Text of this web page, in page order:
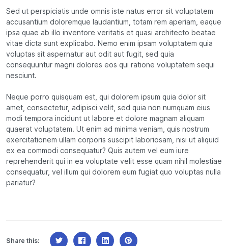
Sed ut perspiciatis unde omnis iste natus error sit voluptatem
accusantium doloremque laudantium, totam rem aperiam, eaque
ipsa quae ab illo inventore veritatis et quasi architecto beatae
vitae dicta sunt explicabo. Nemo enim ipsam voluptatem quia
voluptas sit aspernatur aut odit aut fugit, sed quia
consequuntur magni dolores eos qui ratione voluptatem sequi
nesciunt.
Neque porro quisquam est, qui dolorem ipsum quia dolor sit
amet, consectetur, adipisci velit, sed quia non numquam eius
modi tempora incidunt ut labore et dolore magnam aliquam
quaerat voluptatem. Ut enim ad minima veniam, quis nostrum
exercitationem ullam corporis suscipit laboriosam, nisi ut aliquid
ex ea commodi consequatur? Quis autem vel eum iure
reprehenderit qui in ea voluptate velit esse quam nihil molestiae
consequatur, vel illum qui dolorem eum fugiat quo voluptas nulla
pariatur?
Share this: